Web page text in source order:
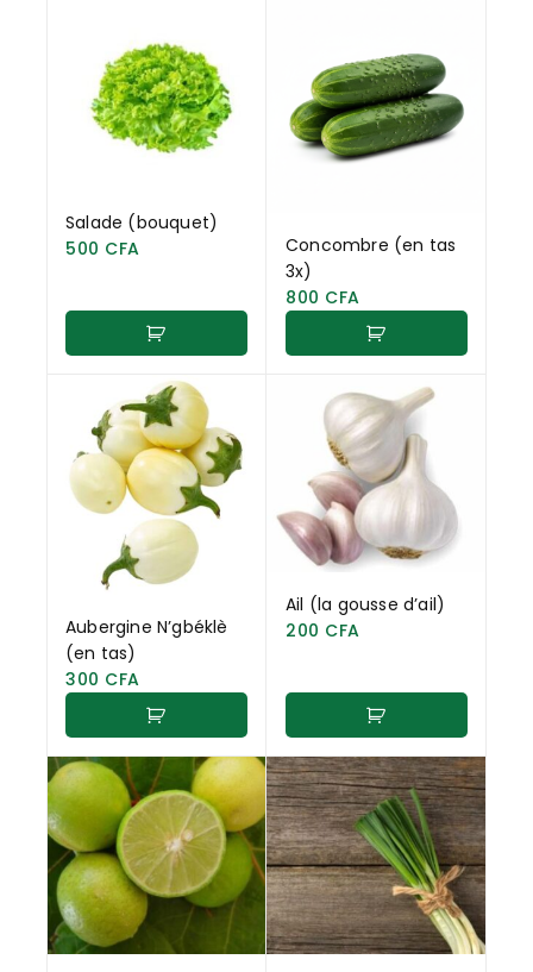
Salade (bouquet)
500 CFA
Concombre (en tas
3x)
800 CFA
Aubergine N’gbéklè
(en tas)
300 CFA
Ail (la gousse d’ail)
200 CFA